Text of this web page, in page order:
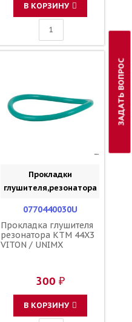
В КОРЗИНУ
Прокладки
глушителя,резонатора
0770440030U
Прокладка глушителя
резонатора KTM 44X3
VITON / UNIMX
300 ₽
В КОРЗИНУ
ЗАДАТЬ ВОПРОС